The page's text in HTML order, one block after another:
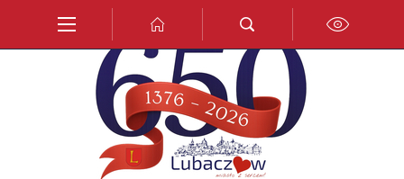
Przejdź do wyszukiwarki.
Przejdź do ustawień wielkości czcionki.
Włącz wersję kontrastową strony.